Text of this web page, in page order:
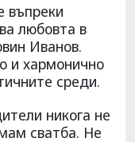
въпреки
любовта в
Иванов.
и хармонично
среди.
никога не
сватба. Не